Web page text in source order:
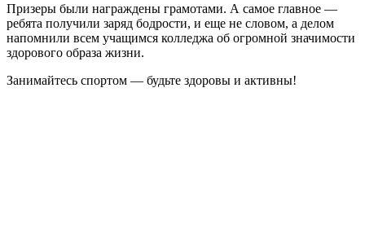
Призеры были награждены грамотами. А самое главное —
ребята получили заряд бодрости, и еще не словом, а делом
напомнили всем учащимся колледжа об огромной значимости
здорового образа жизни.
Занимайтесь спортом — будьте здоровы и активны!